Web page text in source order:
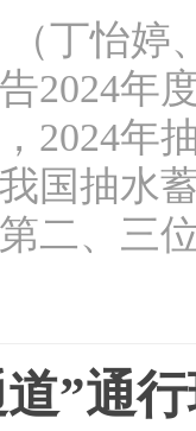
丁怡婷
2024年
2024年
国抽水
二、三
”通